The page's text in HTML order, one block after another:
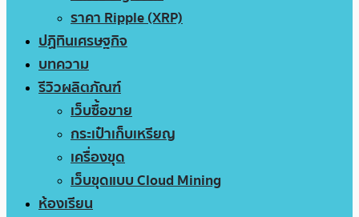
ราคา Ripple (XRP)
ปฏิทินเศรษฐกิจ
บทความ
รีวิวผลิตภัณฑ์
เว็บซื้อขาย
กระเป๋าเก็บเหรียญ
เครื่องขุด
เว็บขุดแบบ Cloud Mining
ห้องเรียน